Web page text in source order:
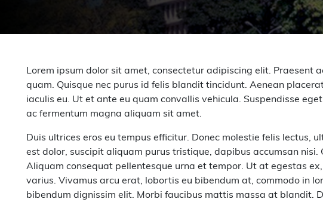
Lorem ipsum dolor sit amet, consectetur adipiscing elit. Praesent
quam. Quisque nec purus id felis blandit tincidunt. Aenean
iaculis eu. Ut et ante eu quam convallis vehicula. Suspendisse
ac fermentum magna aliquam sit amet.
Duis ultrices eros eu tempus efficitur. Donec molestie felis lectus,
est dolor, suscipit aliquam purus tristique, dapibus accumsan nisi.
Aliquam consequat pellentesque urna et tempor. Ut at egestas
varius. Vivamus arcu erat, lobortis eu bibendum at, commodo in
bibendum dignissim elit. Morbi faucibus mattis massa at blandit.